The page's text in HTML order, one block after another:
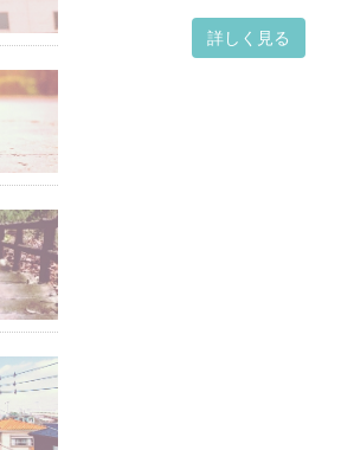
詳しく見る